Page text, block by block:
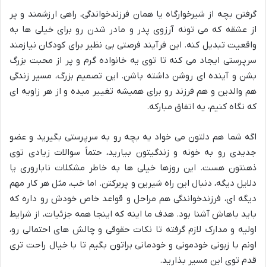
گرفتن بچه از شیرخوارگاه یا همان فرزندخواندگی، راهی ارزشمند و پر
از عشقه که می تونه آرزوی پدر و مادر شدن رو برای خیلی ها به
واقعیت تبدیل کنه. این فرآیند فرصتی بی نظیر برای کودکان نیازمند
سرپرستی ایجاد می کنه تا توی یه خانواده گرم و پر از محبت بزرگ
بشن و آینده ای روشن داشته باشن. این تصمیم بزرگ، مسیر زندگی
هم والدین و هم فرزند رو برای همیشه تغییر میده و از هر زاویه ای
که نگاه کنیم، یه اتفاق مبارکه.
اگه شما هم دلتون می خواد یه بچه رو به سرپرستی بگیرید و عضو
جدیدی رو به خونه و زندگیتون بیارید، حتماً سوالات زیادی توی
ذهنتون هست. این روزها خیلی ها به خاطر مشکلات ناباروری یا
دلایل دیگه، دنبال این راه شیرین و پربرکتن. اما خب، مثل هر کار مهم
دیگه ای، فرزندخواندگی هم مراحل و قواعد خاص خودش رو داره که
باید باهاش آشنا بود. هدف ما اینه که اینجا همه جزئیات، از شرایط
اولیه و مدارک لازم گرفته تا نکات حقوقی و چالش های احتمالی رو،
اونم با زبونی خودمونی و خودمانی براتون بگیم تا با خیال راحت تری
قدم توی این مسیر بذارید.